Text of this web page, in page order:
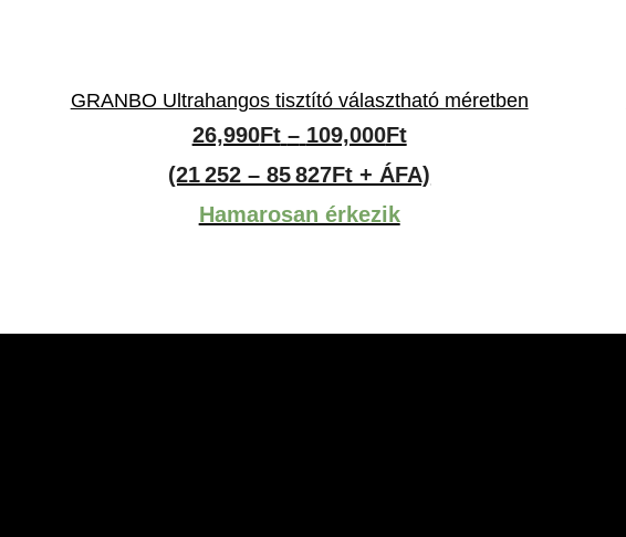
GRANBO Ultrahangos tisztító választható méretben
26,990Ft – 109,000FtÁrtartomány:
26,990Ft
(21 252 – 85 827Ft + ÁFA)
Hamarosan érkezik